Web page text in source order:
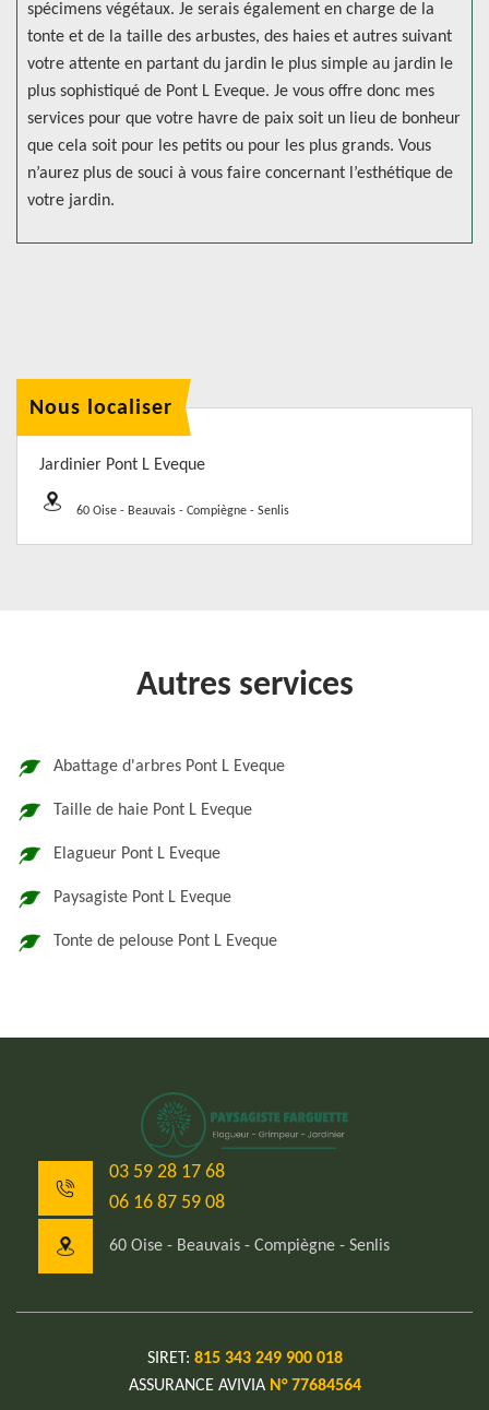
spécimens végétaux. Je serais également en charge de la
tonte et de la taille des arbustes, des haies et autres suivant
votre attente en partant du jardin le plus simple au jardin le
plus sophistiqué de Pont L Eveque. Je vous offre donc mes
services pour que votre havre de paix soit un lieu de bonheur
que cela soit pour les petits ou pour les plus grands. Vous
n’aurez plus de souci à vous faire concernant l’esthétique de
votre jardin.
Nous localiser
Jardinier Pont L Eveque
60 Oise - Beauvais - Compiègne - Senlis
Autres services
Abattage d'arbres Pont L Eveque
Taille de haie Pont L Eveque
Elagueur Pont L Eveque
Paysagiste Pont L Eveque
Tonte de pelouse Pont L Eveque
03 59 28 17 68
06 16 87 59 08
60 Oise - Beauvais - Compiègne - Senlis
SIRET: 815 343 249 900 018
ASSURANCE AVIVIA N° 77684564